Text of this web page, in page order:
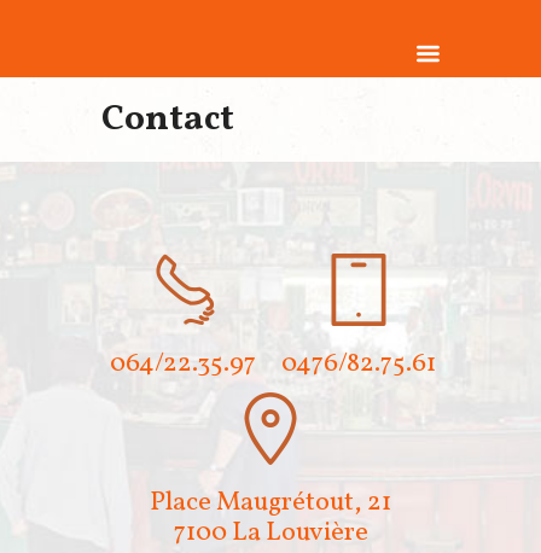
Contact
064/22.35.97 0476/82.75.61
Place Maugrétout, 21
7100 La Louvière